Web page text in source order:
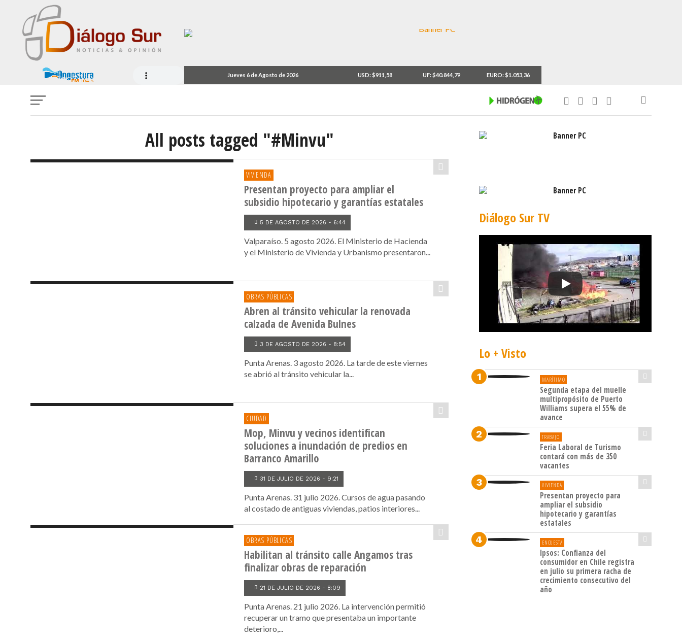
Jueves 6 de Agosto de 2026 USD: $911,58 UF: $40.844,79 EURO: $1.053,36
All posts tagged "#Minvu"
VIVIENDA
Presentan proyecto para ampliar el
subsidio hipotecario y garantías estatales
5 DE AGOSTO DE 2026 - 6:44
Valparaíso. 5 agosto 2026. El Ministerio de Hacienda
y el Ministerio de Vivienda y Urbanismo presentaron...
OBRAS PÚBLICAS
Abren al tránsito vehicular la renovada
calzada de Avenida Bulnes
3 DE AGOSTO DE 2026 - 8:54
Punta Arenas. 3 agosto 2026. La tarde de este viernes
se abrió al tránsito vehicular la...
CIUDAD
Mop, Minvu y vecinos identifican
soluciones a inundación de predios en
Barranco Amarillo
31 DE JULIO DE 2026 - 9:21
Punta Arenas. 31 julio 2026. Cursos de agua pasando
al costado de antiguas viviendas, patios interiores...
OBRAS PÚBLICAS
Habilitan al tránsito calle Angamos tras
finalizar obras de reparación
21 DE JULIO DE 2026 - 8:09
Punta Arenas. 21 julio 2026. La intervención permitió
recuperar un tramo que presentaba un importante
deterioro,...
Diálogo Sur TV
Lo + Visto
MARÍTIMO
Segunda etapa del muelle
multipropósito de Puerto
Williams supera el 55% de
avance
TRABAJO
Feria Laboral de Turismo
contará con más de 350
vacantes
VIVIENDA
Presentan proyecto para
ampliar el subsidio
hipotecario y garantías
estatales
ENCUESTA
Ipsos: Confianza del
consumidor en Chile registra
en julio su primera racha de
crecimiento consecutivo del
año